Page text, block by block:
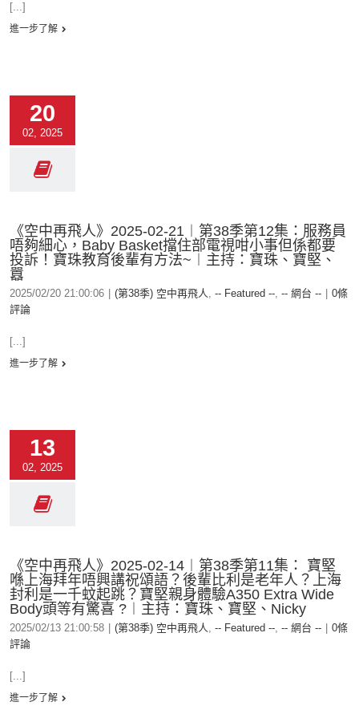
[...]
進一步了解
20
02, 2025
《空中再飛人》2025-02-21︱第38季第12集：服務員
唔夠細心，Baby Basket擋住部電視咁小事但係都要
投訴！寶珠教育後輩有方法~︱主持：寶珠、寶堅、
囂
2025/02/20 21:00:06 (第38季) 空中再飛人, -- Featured --, -- 網台 --
0條
評論
[...]
進一步了解
13
02, 2025
《空中再飛人》2025-02-14︱第38季第11集： 寶堅
喺上海拜年唔興講祝頌語？後輩比利是老年人？上海
封利是一千蚊起跳？寶堅親身體驗A350 Extra Wide
Body頭等有驚喜 ?︱主持：寶珠、寶堅、Nicky
2025/02/13 21:00:58 (第38季) 空中再飛人, -- Featured --, -- 網台 --
0條
評論
[...]
進一步了解